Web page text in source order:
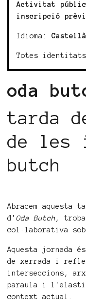
Activitat
inscripció
Idioma: Castellà
Totes identitats
oda
tarda
de les
butch
Abracem aquesta
d' Oda Butch,
col·laborativa
Aquesta jornada
de xerrada i
interseccions,
paraula i
context actual.